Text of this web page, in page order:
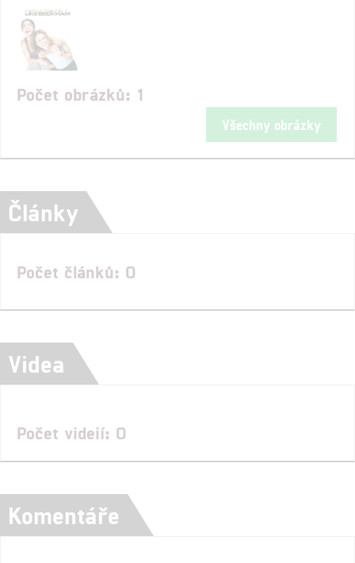
Počet obrázků: 1
Všechny obrázky
Články
Počet článků: 0
Videa
Počet videií: 0
Komentáře